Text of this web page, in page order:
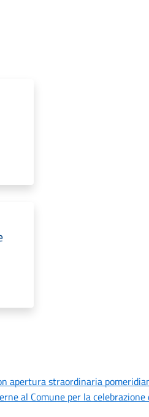
apertura straordinaria
al Comune per la